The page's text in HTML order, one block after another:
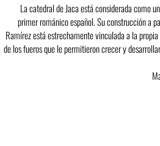
La catedral de Jaca está considerada como
primer románico español. Su construcción a
Ramírez está estrechamente vinculada a la
de los fueros que le permitieron crecer y